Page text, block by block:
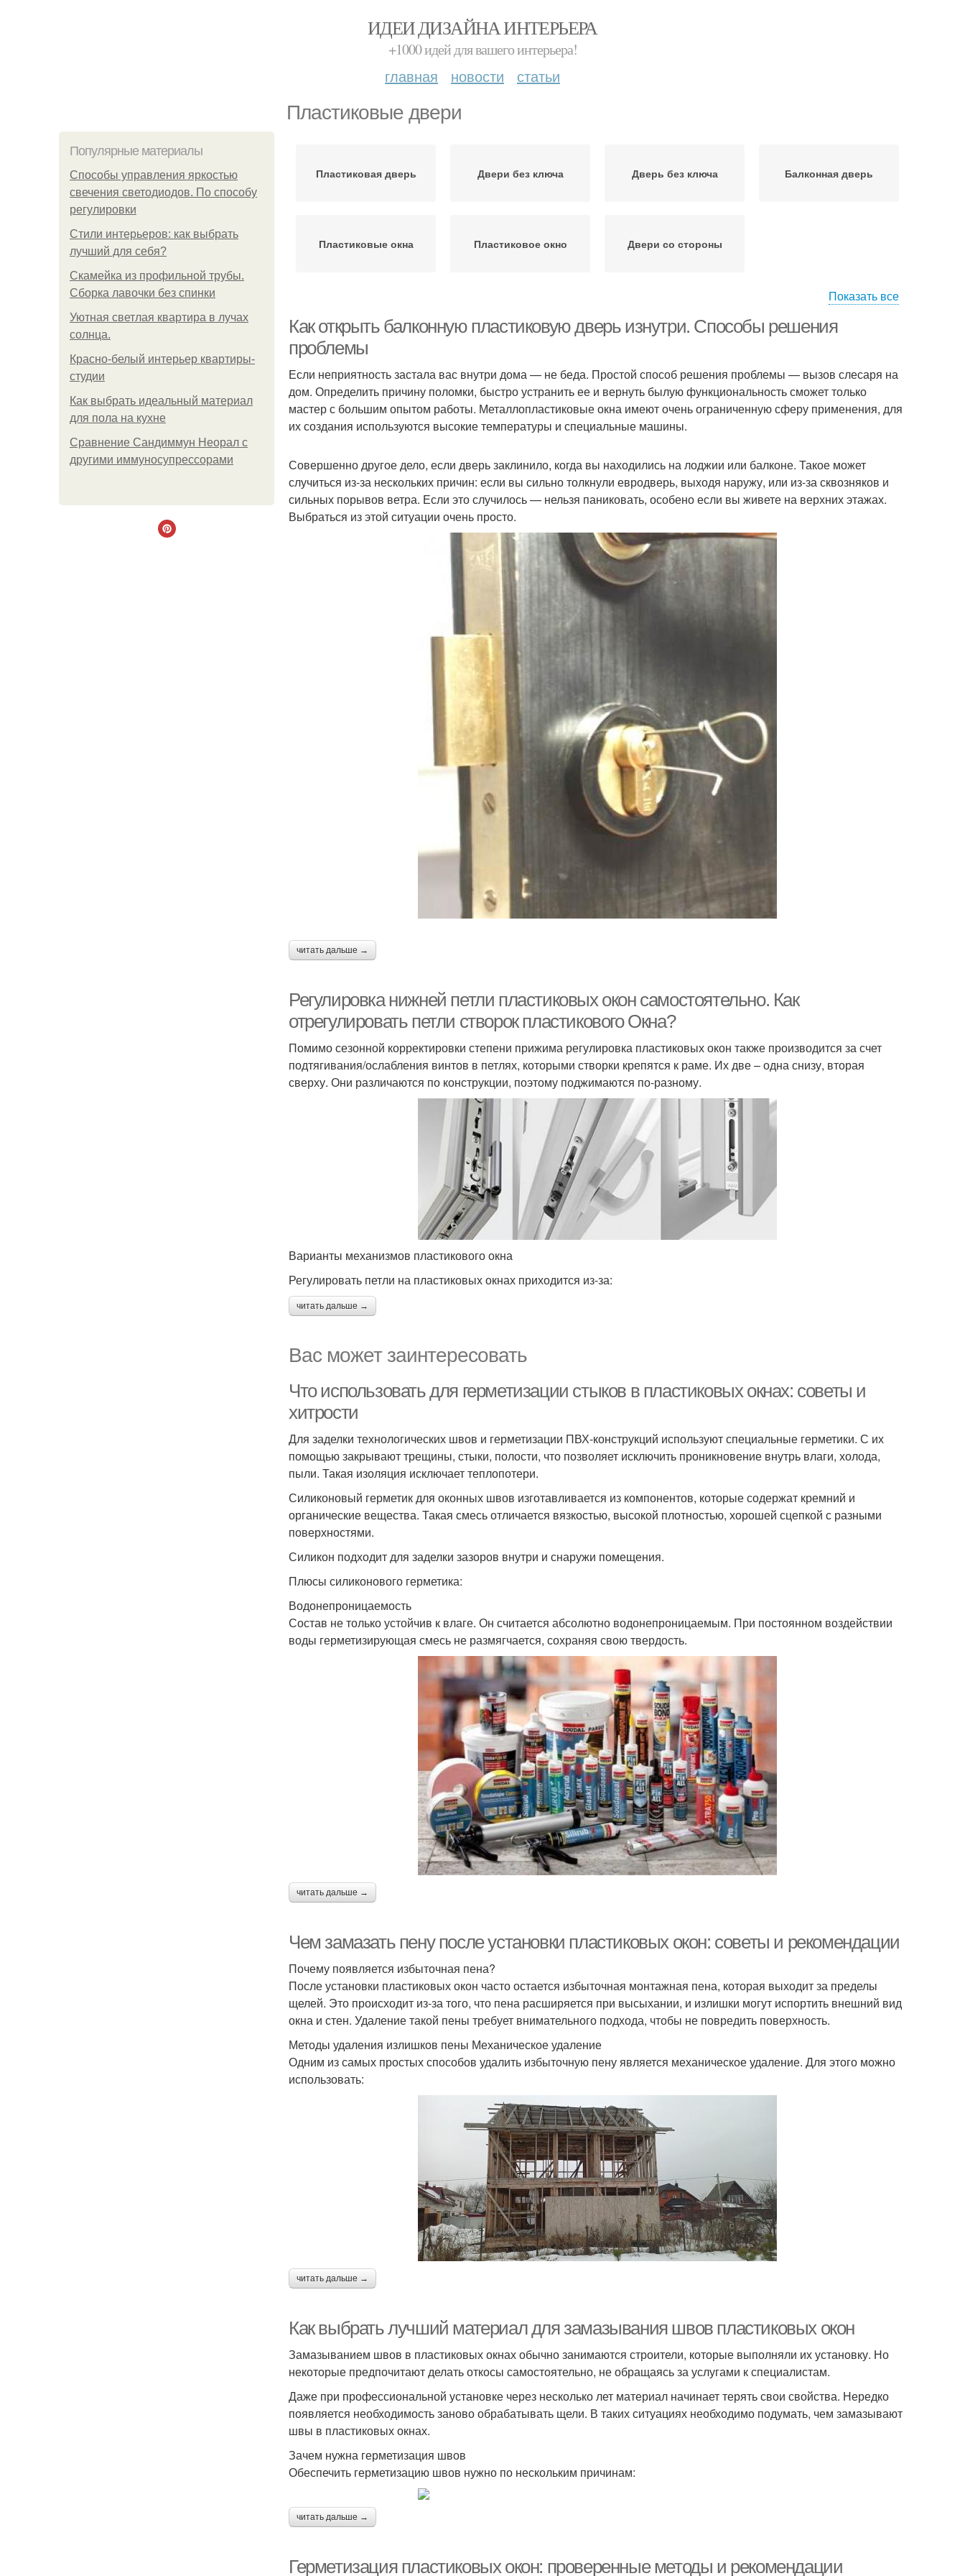
ИДЕИ ДИЗАЙНА ИНТЕРЬЕРА
+1000 идей для вашего интерьера!
главная новости статьи
Пластиковые двери
Популярные материалы
Способы управления яркостью
свечения светодиодов. По способу
регулировки
Стили интерьеров: как выбрать
лучший для себя?
Скамейка из профильной трубы.
Сборка лавочки без спинки
Уютная светлая квартира в лучах
солнца.
Красно-белый интерьер квартиры-
студии
Как выбрать идеальный материал
для пола на кухне
Сравнение Сандиммун Неорал с
другими иммуносупрессорами
Пластиковая дверь Двери без ключа Дверь без ключа Балконная дверь
Пластиковые окна Пластиковое окно Двери со стороны
Показать все
Как открыть балконную пластиковую дверь изнутри. Способы решения
проблемы
Если неприятность застала вас внутри дома — не беда. Простой способ решения проблемы — вызов слесаря на
дом. Определить причину поломки, быстро устранить ее и вернуть былую функциональность сможет только
мастер с большим опытом работы. Металлопластиковые окна имеют очень ограниченную сферу применения, для
их создания используются высокие температуры и специальные машины.
Совершенно другое дело, если дверь заклинило, когда вы находились на лоджии или балконе. Такое может
случиться из-за нескольких причин: если вы сильно толкнули евродверь, выходя наружу, или из-за сквозняков и
сильных порывов ветра. Если это случилось — нельзя паниковать, особено если вы живете на верхних этажах.
Выбраться из этой ситуации очень просто.
читать дальше →
Регулировка нижней петли пластиковых окон самостоятельно. Как
отрегулировать петли створок пластикового Окна?
Помимо сезонной корректировки степени прижима регулировка пластиковых окон также производится за счет
подтягивания/ослабления винтов в петлях, которыми створки крепятся к раме. Их две – одна снизу, вторая
сверху. Они различаются по конструкции, поэтому поджимаются по-разному.
Варианты механизмов пластикового окна
Регулировать петли на пластиковых окнах приходится из-за:
читать дальше →
Вас может заинтересовать
Что использовать для герметизации стыков в пластиковых окнах: советы и
хитрости
Для заделки технологических швов и герметизации ПВХ-конструкций используют специальные герметики. С их
помощью закрывают трещины, стыки, полости, что позволяет исключить проникновение внутрь влаги, холода,
пыли. Такая изоляция исключает теплопотери.
Силиконовый герметик для оконных швов изготавливается из компонентов, которые содержат кремний и
органические вещества. Такая смесь отличается вязкостью, высокой плотностью, хорошей сцепкой с разными
поверхностями.
Силикон подходит для заделки зазоров внутри и снаружи помещения.
Плюсы силиконового герметика:
Водонепроницаемость
Состав не только устойчив к влаге. Он считается абсолютно водонепроницаемым. При постоянном воздействии
воды герметизирующая смесь не размягчается, сохраняя свою твердость.
читать дальше →
Чем замазать пену после установки пластиковых окон: советы и рекомендации
Почему появляется избыточная пена?
После установки пластиковых окон часто остается избыточная монтажная пена, которая выходит за пределы
щелей. Это происходит из-за того, что пена расширяется при высыхании, и излишки могут испортить внешний вид
окна и стен. Удаление такой пены требует внимательного подхода, чтобы не повредить поверхность.
Методы удаления излишков пены Механическое удаление
Одним из самых простых способов удалить избыточную пену является механическое удаление. Для этого можно
использовать:
читать дальше →
Как выбрать лучший материал для замазывания швов пластиковых окон
Замазыванием швов в пластиковых окнах обычно занимаются строители, которые выполняли их установку. Но
некоторые предпочитают делать откосы самостоятельно, не обращаясь за услугами к специалистам.
Даже при профессиональной установке через несколько лет материал начинает терять свои свойства. Нередко
появляется необходимость заново обрабатывать щели. В таких ситуациях необходимо подумать, чем замазывают
швы в пластиковых окнах.
Зачем нужна герметизация швов
Обеспечить герметизацию швов нужно по нескольким причинам:
читать дальше →
Герметизация пластиковых окон: проверенные методы и рекомендации